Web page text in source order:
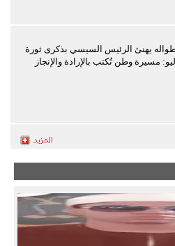
يهنئ الرئيس السيسي بذكرى ثورة